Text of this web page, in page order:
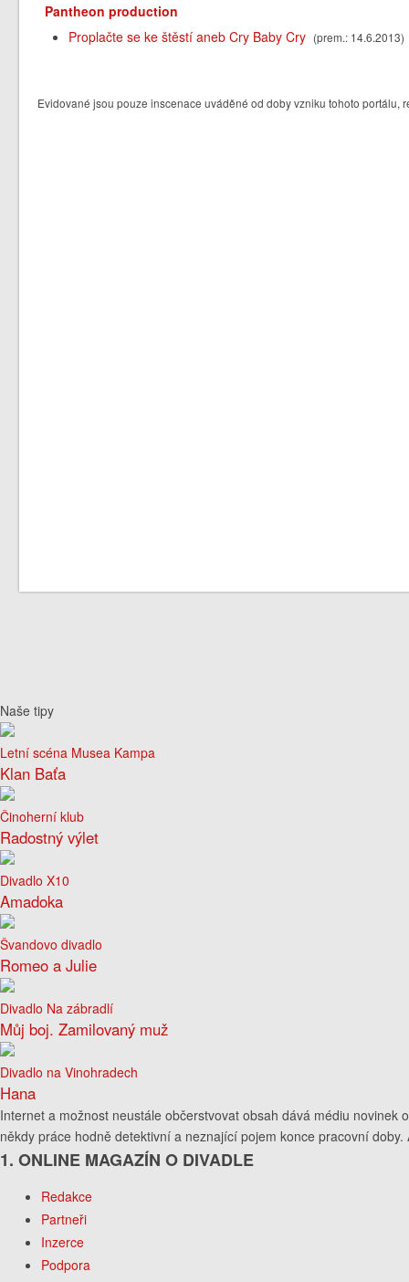
Pantheon production
Proplačte se ke štěstí aneb Cry Baby Cry (prem.: 14.6.2013)
Evidované jsou pouze inscenace uváděné od doby vzniku tohoto portálu,
Naše tipy
Letní scéna Musea Kampa
Klan Baťa
Činoherní klub
Radostný výlet
Divadlo X10
Amadoka
Švandovo divadlo
Romeo a Julie
Divadlo Na zábradlí
Můj boj. Zamilovaný muž
Divadlo na Vinohradech
Hana
Internet a možnost neustále občerstvovat obsah dává médiu
někdy práce hodně detektivní a neznající pojem konce pracovní
1. ONLINE MAGAZÍN O DIVADLE
Redakce
Partneři
Inzerce
Podpora